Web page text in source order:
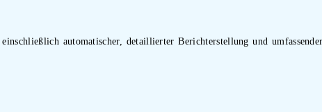
automatischer, detaillierter Berichterstellung und